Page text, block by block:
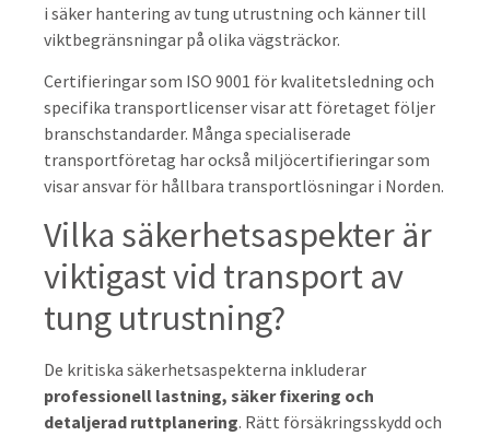
i säker hantering av tung utrustning och känner till
viktbegränsningar på olika vägsträckor.
Certifieringar som ISO 9001 för kvalitetsledning och
specifika transportlicenser visar att företaget följer
branschstandarder. Många specialiserade
transportföretag har också miljöcertifieringar som
visar ansvar för hållbara transportlösningar i Norden.
Vilka säkerhetsaspekter är
viktigast vid transport av
tung utrustning?
De kritiska säkerhetsaspekterna inkluderar
professionell lastning, säker fixering och
detaljerad ruttplanering. Rätt försäkringsskydd och